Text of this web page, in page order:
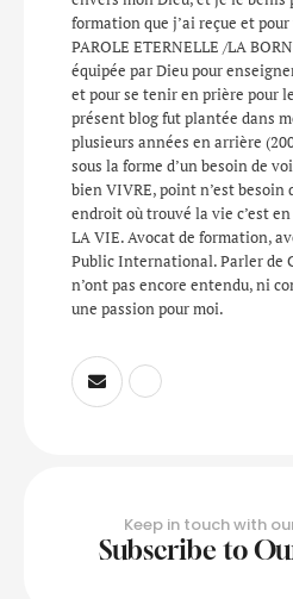
formation que j’ai reçue et
PAROLE ETERNELLE /LA
équipée par Dieu pour
et pour se tenir en prière pour
présent blog fut plantée dans
plusieurs années en arrière
sous la forme d’un besoin de
bien VIVRE, point n’est besoin
endroit où trouvé la vie c’est
LA VIE. Avocat de formation,
Public International. Parler de
n’ont pas encore entendu, ni
une passion pour moi.
Keep in touch with
Subscribe to